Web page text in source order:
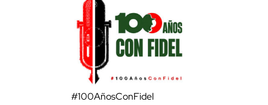
#100AñosConFidel